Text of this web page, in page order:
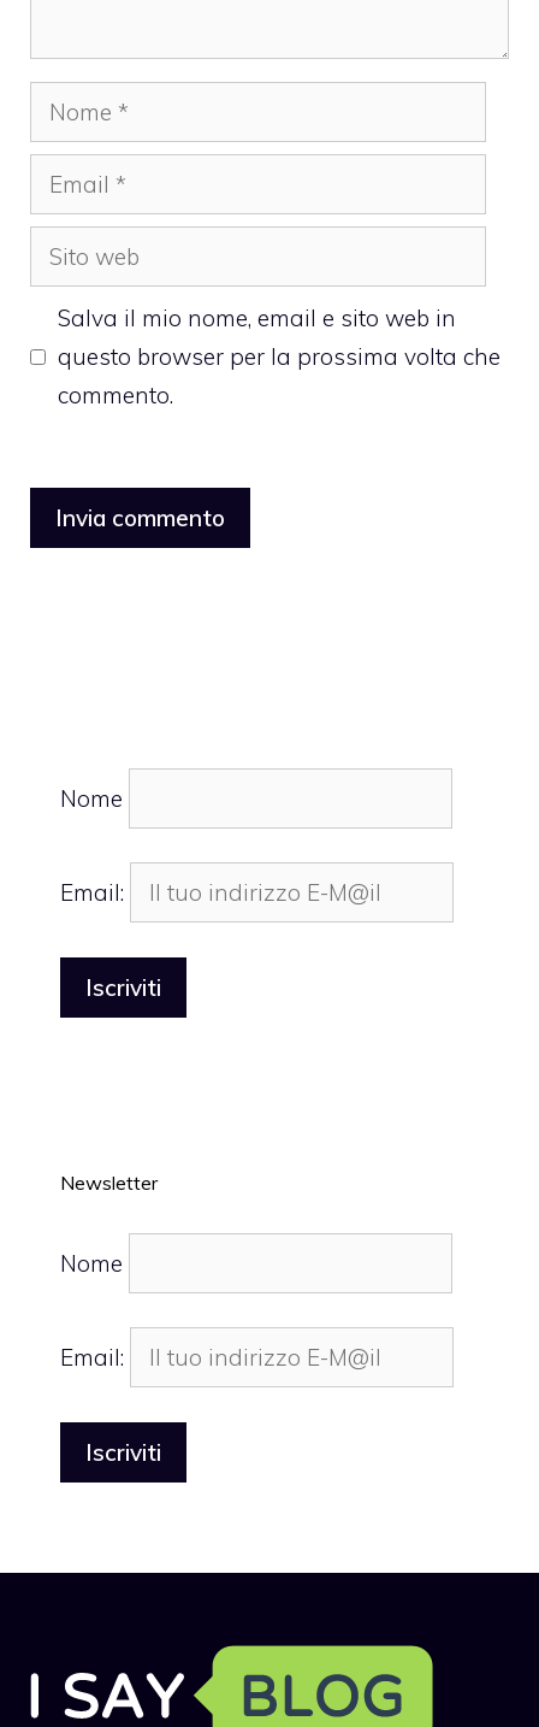
Nome
Email
Sito
web
Salva il mio nome, email e sito web in
questo browser per la prossima volta che
commento.
Nome
Email:
Newsletter
Nome
Email: